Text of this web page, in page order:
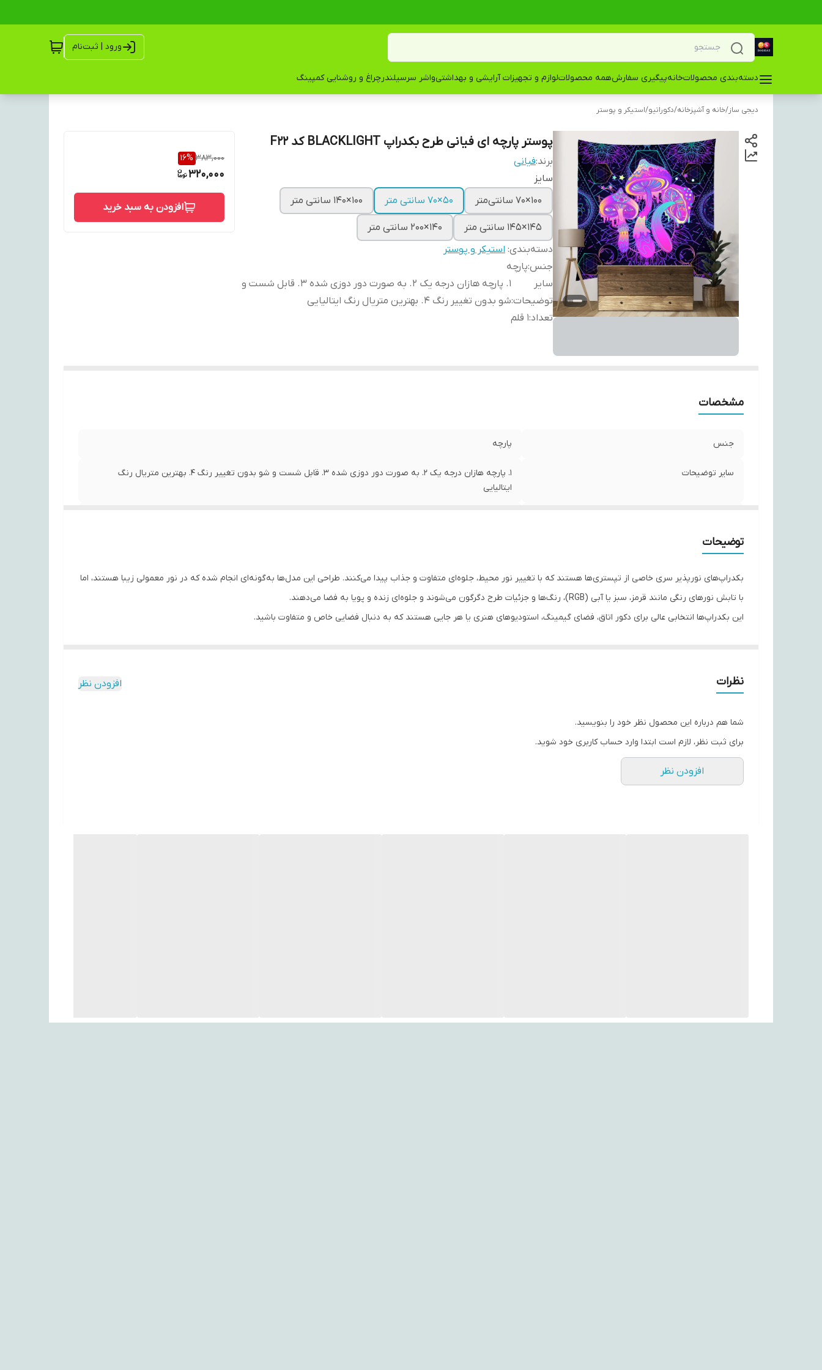
ورود | ثبت‌نام
دسته‌بندی محصولاتخانهپیگیری سفارشهمه محصولاتلوازم و تجهیزات آرایشی و بهداشتیواشر سرسیلندرچراغ و روشنایی کمپینگ
دیجی ساز/خانه و آشپزخانه/دکوراتیو/استیکر و پوستر
پوستر پارچه ای فیانی طرح بکدراپ BLACKLIGHT کد F22
برند:فیانی
سایز
100×70 سانتی‌متر
50×70 سانتی متر 100×140 سانتی متر
145×145 سانتی متر
۱۴۰×۲۰۰ سانتی متر
دسته‌بندی: استیکر و پوستر
جنس:پارچه
سایر
توضیحات:
1. پارچه هازان درجه یک 2. به صورت دور دوزی شده 3. قابل شست و
شو بدون تغییر رنگ 4. بهترین متریال رنگ ایتالیایی
تعداد:1 قلم
383,000
16%
320,000
افزودن به سبد خرید
مشخصات
جنس پارچه
سایر توضیحات
1. پارچه هازان درجه یک 2. به صورت دور دوزی شده 3. قابل شست و شو بدون تغییر رنگ 4. بهترین متریال رنگ
ایتالیایی
توضیحات
بکدراپ‌های نورپذیر سری خاصی از تپستری‌ها هستند که با تغییر نور محیط، جلوه‌ای متفاوت و جذاب پیدا می‌کنند. طراحی این مدل‌ها به‌گونه‌ای انجام شده که در نور معمولی زیبا هستند، اما
با تابش نورهای رنگی مانند قرمز، سبز یا آبی (RGB)، رنگ‌ها و جزئیات طرح دگرگون می‌شوند و جلوه‌ای زنده و پویا به فضا می‌دهند.
این بکدراپ‌ها انتخابی عالی برای دکور اتاق، فضای گیمینگ، استودیوهای هنری یا هر جایی‌ هستند که به دنبال فضایی خاص و متفاوت باشید.
نظرات افزودن نظر
شما هم درباره این محصول نظر خود را بنویسید.
برای ثبت نظر، لازم است ابتدا وارد حساب کاربری خود شوید.
افزودن نظر